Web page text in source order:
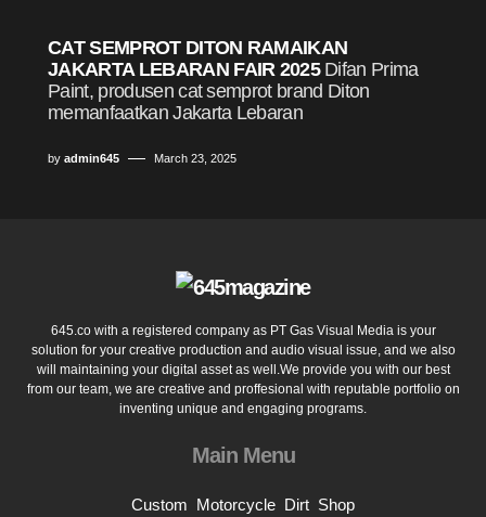
CAT SEMPROT DITON RAMAIKAN
JAKARTA LEBARAN FAIR 2025 Difan Prima
Paint, produsen cat semprot brand Diton
memanfaatkan Jakarta Lebaran
by admin645 March 23, 2025
645.co with a registered company as PT Gas Visual Media is your
solution for your creative production and audio visual issue, and we also
will maintaining your digital asset as well.We provide you with our best
from our team, we are creative and proffesional with reputable portfolio on
inventing unique and engaging programs.
Main Menu
Custom Motorcycle Dirt Shop